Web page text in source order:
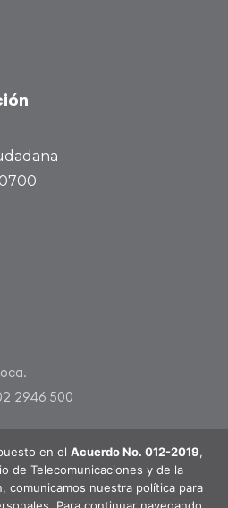
2946 500
en el Acuerdo No. 012-2019,
de Telecomunicaciones y de la
comunicamos nuestra política para